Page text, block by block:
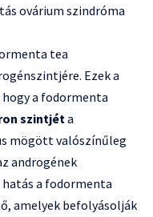
ovárium szindróma
tea
Ezek a
a fodormenta
szintjét a
mögött valószínűleg
androgének
a fodormenta
amelyek befolyásolják